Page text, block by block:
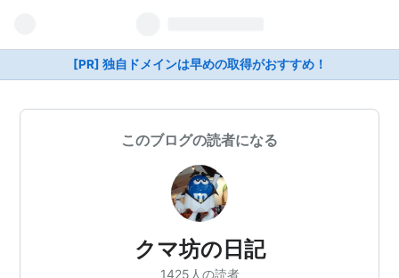
[PR] 独自ドメインは早めの取得がおすすめ！
このブログの読者になる
クマ坊の日記
1425人の読者